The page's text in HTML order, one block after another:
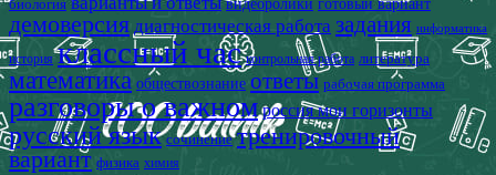
биология видеоролики готовый вариант
демоверсия диагностическая работа задания информатика
история классный час контрольная работа литература
математика обществознание ответы рабочая программа
разговоры о важном россия мои горизонты
русский язык сочинение тренировочный
вариант физика химия